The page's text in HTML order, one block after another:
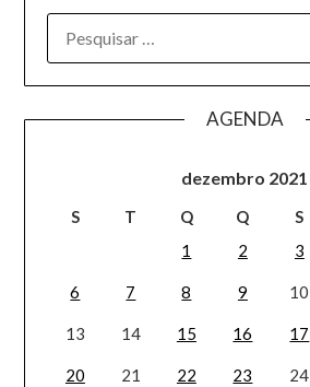
AGENDA
dezembro 2021
S T Q Q S
1
2 3
6 7 8 9 10
13 14 15 16 17
20 21 22 23 24